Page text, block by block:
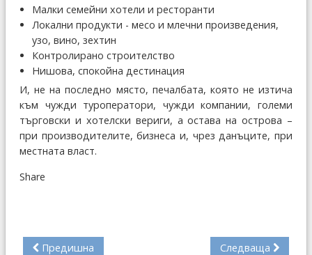
Малки семейни хотели и ресторанти
Локални продукти - месо и млечни произведения,
узо, вино, зехтин
Контролирано строителство
Нишова, спокойна дестинация
И, не на последно място, печалбата, която не изтича
към чужди туроператори, чужди компании, големи
търговски и хотелски вериги, а остава на острова –
при производителите, бизнеса и, чрез данъците, при
местната власт.
Share
Предишна Следваща